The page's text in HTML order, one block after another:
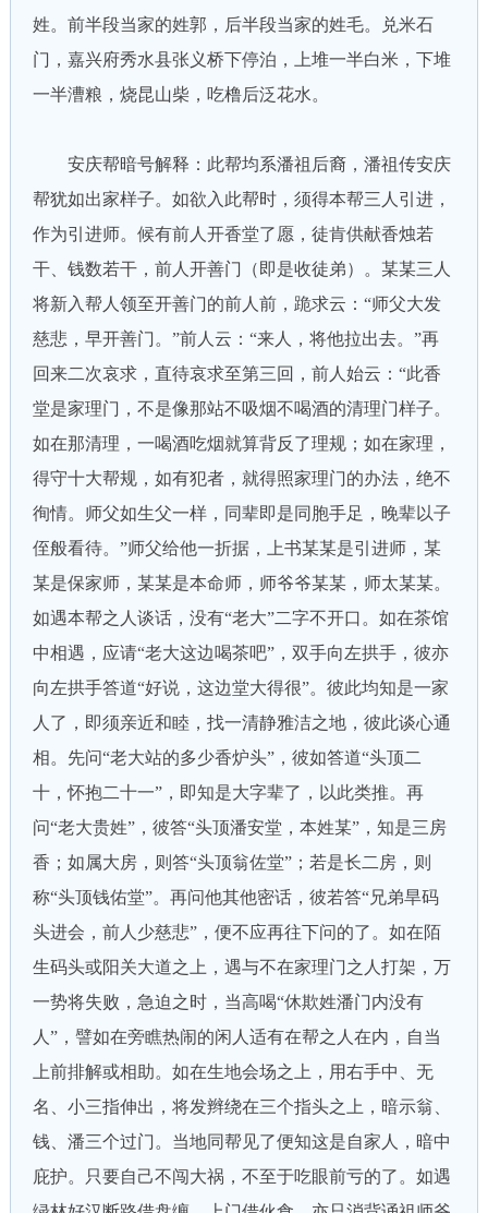
姓。前半段当家的姓郭，后半段当家的姓毛。兑米石
门，嘉兴府秀水县张义桥下停泊，上堆一半白米，下堆
一半漕粮，烧昆山柴，吃橹后泛花水。
安庆帮暗号解释：此帮均系潘祖后裔，潘祖传安庆
帮犹如出家样子。如欲入此帮时，须得本帮三人引进，
作为引进师。候有前人开香堂了愿，徒肯供献香烛若
干、钱数若干，前人开善门（即是收徒弟）。某某三人
将新入帮人领至开善门的前人前，跪求云：“师父大发
慈悲，早开善门。”前人云：“来人，将他拉出去。”再
回来二次哀求，直待哀求至第三回，前人始云：“此香
堂是家理门，不是像那站不吸烟不喝酒的清理门样子。
如在那清理，一喝酒吃烟就算背反了理规；如在家理，
得守十大帮规，如有犯者，就得照家理门的办法，绝不
徇情。师父如生父一样，同辈即是同胞手足，晚辈以子
侄般看待。”师父给他一折据，上书某某是引进师，某
某是保家师，某某是本命师，师爷爷某某，师太某某。
如遇本帮之人谈话，没有“老大”二字不开口。如在茶馆
中相遇，应请“老大这边喝茶吧”，双手向左拱手，彼亦
向左拱手答道“好说，这边堂大得很”。彼此均知是一家
人了，即须亲近和睦，找一清静雅洁之地，彼此谈心通
相。先问“老大站的多少香炉头”，彼如答道“头顶二
十，怀抱二十一”，即知是大字辈了，以此类推。再
问“老大贵姓”，彼答“头顶潘安堂，本姓某”，知是三房
香；如属大房，则答“头顶翁佐堂”；若是长二房，则
称“头顶钱佑堂”。再问他其他密话，彼若答“兄弟旱码
头进会，前人少慈悲”，便不应再往下问的了。如在陌
生码头或阳关大道之上，遇与不在家理门之人打架，万
一势将失败，急迫之时，当高喝“休欺姓潘门内没有
人”，譬如在旁瞧热闹的闲人适有在帮之人在内，自当
上前排解或相助。如在生地会场之上，用右手中、无
名、小三指伸出，将发辫绕在三个指头之上，暗示翁、
钱、潘三个过门。当地同帮见了便知这是自家人，暗中
庇护。只要自己不闯大祸，不至于吃眼前亏的了。如遇